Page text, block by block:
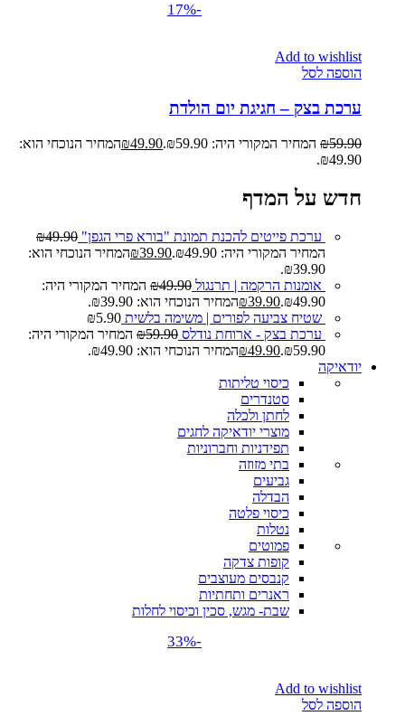
-17%
Add to wishlist
הוספה לסל
ערכת בצק – חגיגת יום הולדת
₪59.90 המחיר המקורי היה: ₪59.90. ₪49.90
המחיר הנוכחי הוא:
₪49.90.
חדש על המדף
ערכת פייטים להכנת תמונת "בורא פרי הגפן" ₪49.90
המחיר המקורי היה: ₪49.90.
₪39.90
המחיר הנוכחי הוא:
₪39.90.
אומנות הרקמה | תרנגול
₪49.90
המחיר המקורי היה:
₪49.90.
₪39.90
המחיר הנוכחי הוא: ₪39.90.
שטיח צביעה לפורים | משימה בלשית
₪5.90
ערכת בצק - ארוחת נודלס
₪59.90
המחיר המקורי היה:
₪59.90.
₪49.90
המחיר הנוכחי הוא: ₪49.90.
יודאיקה
כיסוי טליתות
סטנדרים
לחתן ולכלה
מוצרי יודאיקה לחגים
תפידניות וחברוניות
בתי מזוזה
גביעים
הבדלה
כיסוי פלטה
נטלות
פמוטים
קופות צדקה
קנבסים מעוצבים
ראנרים ותחתיות
שבת- מגש, סכין וכיסוי לחלות
-33%
Add to wishlist
הוספה לסל